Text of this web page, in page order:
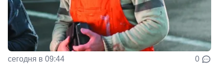
сегодня в 09:44 0